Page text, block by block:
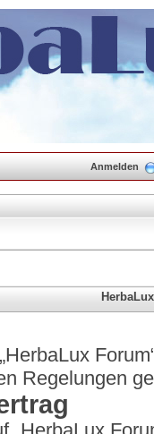
Anmelden
Regelungen